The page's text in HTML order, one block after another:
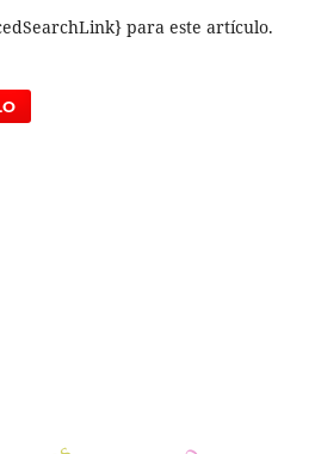
para este artículo.